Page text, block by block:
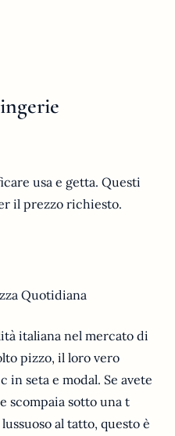
usa e getta. Questi
il prezzo richiesto.
Quotidiana
italiana nel mercato di
pizzo, il loro vero
seta e modal. Se avete
scompaia sotto una t
al tatto, questo è